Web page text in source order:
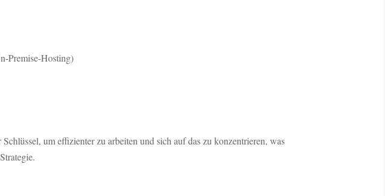
Premise-Hosting)
um effizienter zu arbeiten und sich auf das zu konzentrieren, was